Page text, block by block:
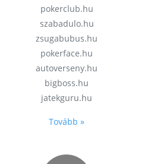
pokerclub.hu
szabadulo.hu
zsugabubus.hu
pokerface.hu
autoverseny.hu
bigboss.hu
jatekguru.hu
Tovább »